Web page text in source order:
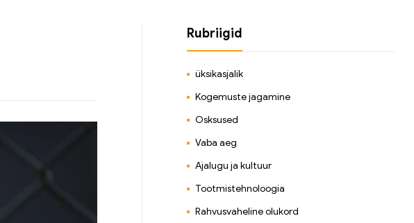
Rubriigid
üksikasjalik
Kogemuste jagamine
Osksused
Vaba aeg
Ajalugu ja kultuur
Tootmistehnoloogia
Rahvusvaheline olukord